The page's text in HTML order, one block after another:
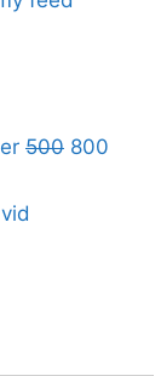
500 800